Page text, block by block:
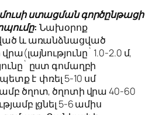
ստացման գործընթացի
Նախօրոք
և առանձնացված
1.0-2.0 մ,
ըստ գոմաղբի
է փռել 5-10 սմ
ծղոտ, ծղոտի վրա 40-60
լցնել 5-6 ամիս